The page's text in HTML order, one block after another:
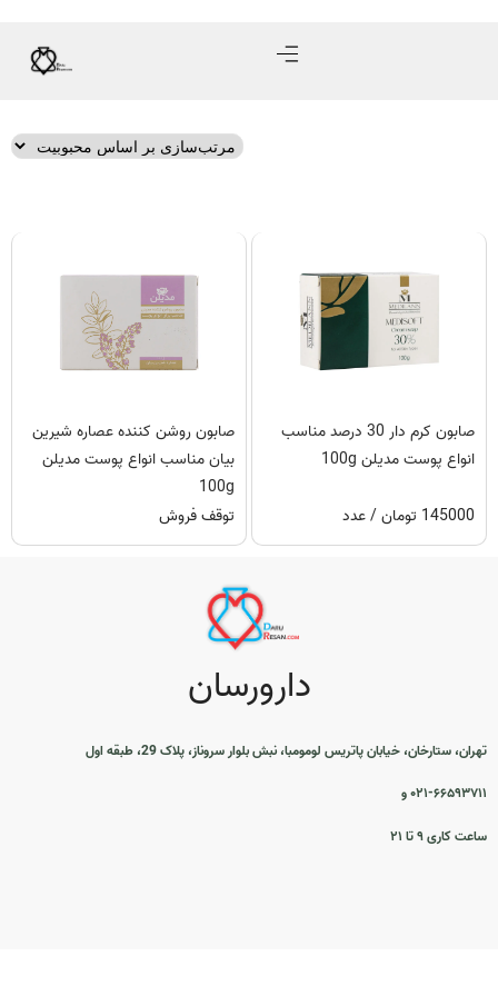
صابون کرم دار 30 درصد مناسب
انواع پوست مدیلن 100g
145000 تومان / عدد
صابون روشن کننده عصاره شیرین
بیان مناسب انواع پوست مدیلن
100g
توقف فروش
دارورسان
تهران، ستارخان، خیابان پاتریس لومومبا، نبش بلوار سروناز، پلاک 29، طبقه اول
۰۲۱-۶۶۵۹۳۷۱۱ و
ساعت کاری ۹ تا ۲۱